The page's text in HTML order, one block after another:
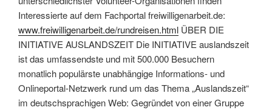
Interessierte auf dem Fachportal freiwilligenarbeit.de:
www.freiwilligenarbeit.de/rundreisen.html ÜBER DIE
INITIATIVE AUSLANDSZEIT Die INITIATIVE auslandszeit
ist das umfassendste und mit 500.000 Besuchern
monatlich populärste unabhängige Informations- und
Onlineportal-Netzwerk rund um das Thema „Auslandszeit“
im deutschsprachigen Web: Gegründet von einer Gruppe